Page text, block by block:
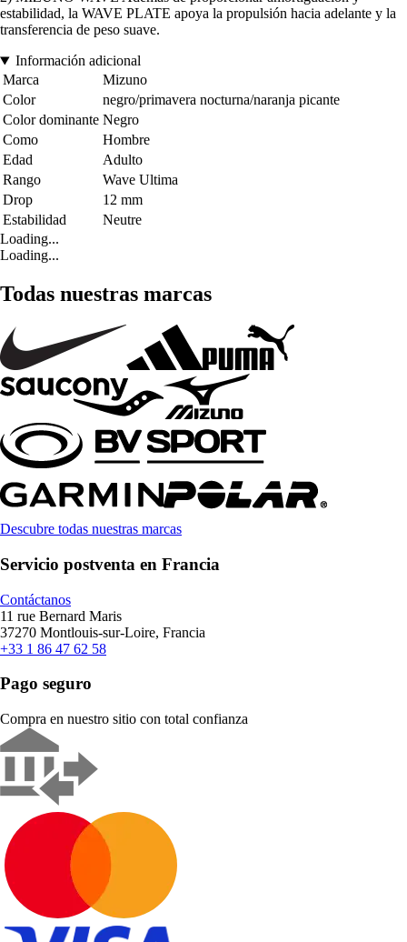
estabilidad, la WAVE PLATE apoya la propulsión hacia adelante y la
transferencia de peso suave.
Información adicional
Marca
Mizuno
Color
negro/primavera nocturna/naranja picante
Color dominante Negro
Como
Hombre
Edad
Adulto
Rango
Wave Ultima
Drop
12 mm
Estabilidad
Neutre
Loading...
Loading...
Todas nuestras marcas
Descubre todas nuestras marcas
Servicio postventa en Francia
Contáctanos
11 rue Bernard Maris
37270 Montlouis-sur-Loire, Francia
+33 1 86 47 62 58
Pago seguro
Compra en nuestro sitio con total confianza